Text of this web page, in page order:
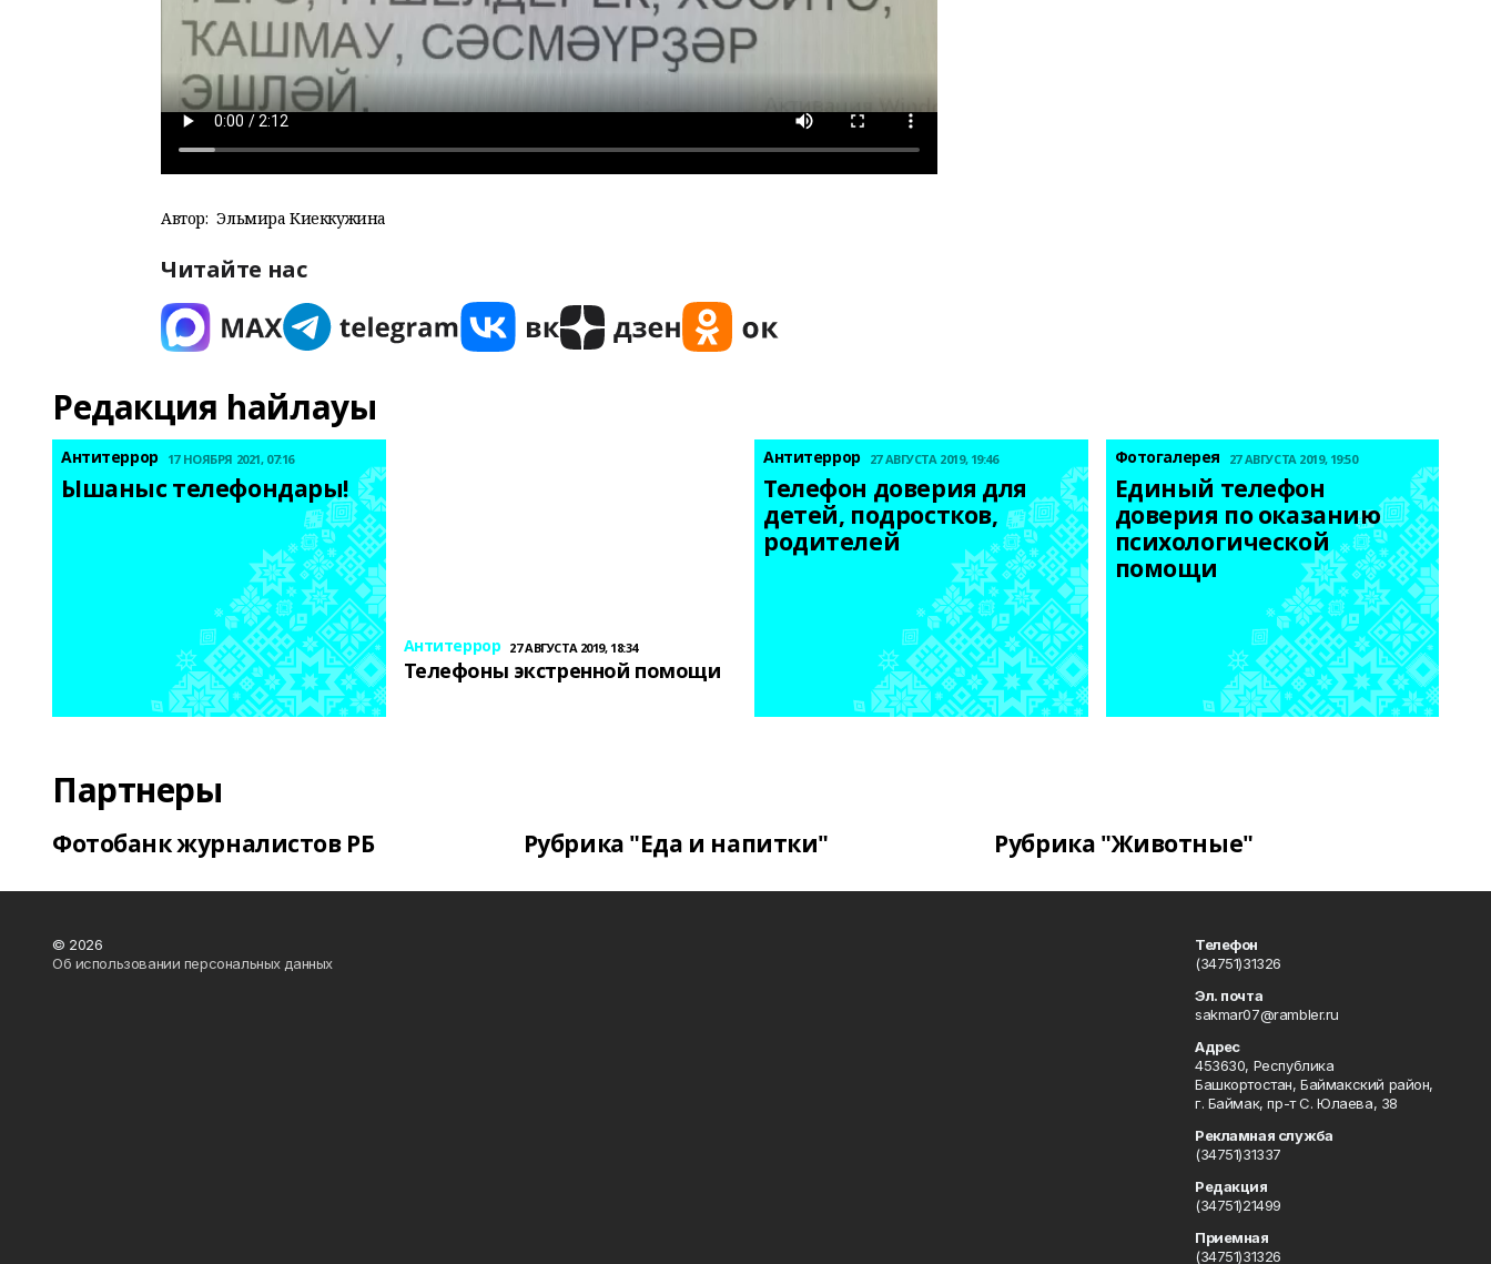
Автор: Эльмира Киеккужина
Читайте нас
Редакция һайлауы
Антитеррор 17 НОЯБРЯ 2021, 07:16
Ышаныс телефондары!
Антитеррор 27 АВГУСТА 2019, 18:34
Телефоны экстренной помощи
Антитеррор 27 АВГУСТА 2019, 19:46
Телефон доверия для
детей, подростков,
родителей
Фотогалерея 27 АВГУСТА 2019, 19:50
Единый телефон
доверия по оказанию
психологической
помощи
Партнеры
Фотобанк журналистов РБ Рубрика "Еда и напитки" Рубрика "Животные"
© 2026
Об использовании персональных данных
Телефон
(34751)31326
Эл. почта
sakmar07@rambler.ru
Адрес
453630, Республика
Башкортостан, Баймакский район,
г. Баймак, пр-т С. Юлаева, 38
Рекламная служба
(34751)31337
Редакция
(34751)21499
Приемная
(34751)31326